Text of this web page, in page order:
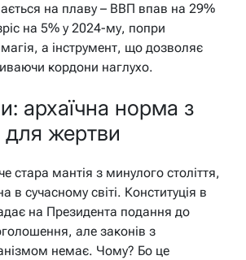
на плаву – ВВП впав на 29%
на 5% у 2024-му, попри
а інструмент, що дозволяє
кордони наглухо.
архаїчна норма з
жертви
стара мантія з минулого століття,
в сучасному світі. Конституція в
на Президента подання до
але законів з
немає. Чому? Бо це